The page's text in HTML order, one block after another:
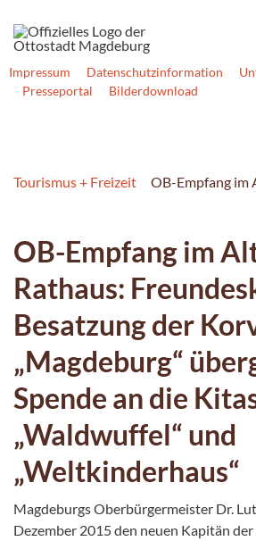
Impressum Datenschutzinformation
Presseportal
Bilderdownload
Tourismus + Freizeit OB-Empfang im
OB-Empfang im
Rathaus:
Besatzung der
„Magdeburg“
Spende an die
„Waldwuffel“ und
„Weltkinderhaus“
Magdeburgs Oberbürgermeister Dr.
Dezember 2015 den neuen Kapitän